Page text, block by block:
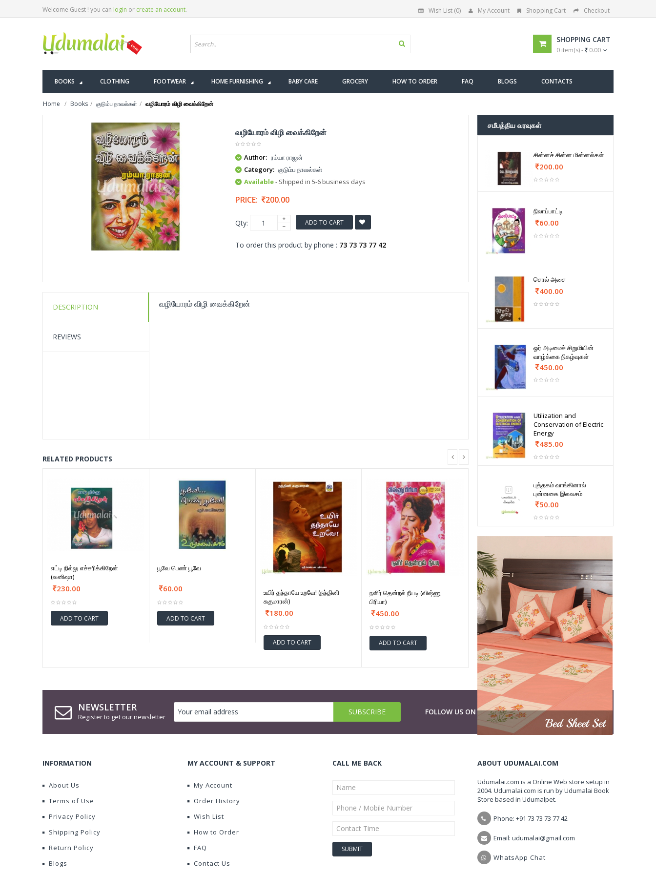
Welcome Guest ! you can login or create an account. Wish List (0) My Account Shopping Cart Checkout
SHOPPING CART
0 item(s) - 0.00
BOOKS CLOTHING FOOTWEAR HOME FURNISHING BABY CARE GROCERY HOW TO ORDER FAQ BLOGS CONTACTS
Home Books குடும்ப நாவல்கள் வழியோரம் விழி வைக்கிறேன்
வழியோரம் விழி வைக்கிறேன்
Author: ரம்யா ராஜன்
Category: குடும்ப நாவல்கள்
Available- Shipped in 5-6 business days
PRICE: 200.00
Qty: ADD TO CART
To order this product by phone : 73 73 73 77 42
DESCRIPTION
REVIEWS
வழியோரம் விழி வைக்கிறேன்
RELATED PRODUCTS
எட்டி நில்லு எச்சரிக்கிறேன்
(வனிஷா)
230.00
ADD TO CART
பூவே பெண் பூவே
60.00
ADD TO CART
உயிர் தந்தாயே உறவே! (நந்தினி
சுகுமாரன்)
180.00
ADD TO CART
நளிர் தென்றல் நீயடி (விஷ்ணு
பிரியா)
450.00
ADD TO CART
சமீபத்திய வரவுகள்
சின்னச் சின்ன மின்னல்கள்
200.00
நிலாப்பாட்டி
60.00
சொல் அசை
400.00
ஓர் அடிமைச் சிறுமியின்
வாழ்க்கை நிகழ்வுகள்
450.00
Utilization and
Conservation of Electric
Energy
485.00
புத்தகம் வாங்கினால்
புன்னகை இலவசம்
50.00
NEWSLETTER
Register to get our newsletter
FOLLOW US ON
INFORMATION
About Us
Terms of Use
Privacy Policy
Shipping Policy
Return Policy
Blogs
MY ACCOUNT & SUPPORT
My Account
Order History
Wish List
How to Order
FAQ
Contact Us
CALL ME BACK ABOUT UDUMALAI.COM
Udumalai.com is a Online Web store setup in
2004. Udumalai.com is run by Udumalai Book
Store based in Udumalpet.
Phone: +91 73 73 73 77 42
Email: udumalai@gmail.com
WhatsApp Chat